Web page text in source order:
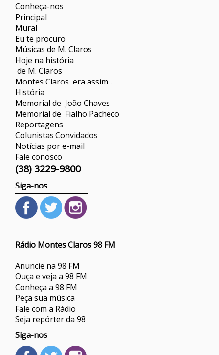
Conheça-nos
Principal
Mural
Eu te procuro
Músicas de M. Claros
Hoje na história
de M. Claros
Montes Claros era assim...
História
Memorial de João Chaves
Memorial de Fialho Pacheco
Reportagens
ColunistasConvidados
Notícias por e-mail
Fale conosco
(38) 3229-9800
Siga-nos
Rádio Montes Claros 98 FM
Anuncie na 98 FM
Ouça e veja a 98 FM
Conheça a 98 FM
Peça sua música
Fale com a Rádio
Seja repórter da 98
Siga-nos